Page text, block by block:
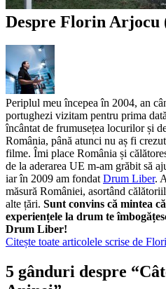
Despre Florin Arjocu
Periplul meu începea în 2004, an
portughezi vizitam pentru prima
încântat de frumusețea locurilor și
România, până atunci nu aș fi
filme. Îmi place România și
de la aderarea UE m-am grăbit să
iar în 2009 am fondatDrum Liber.
măsură României, asortând
alte țări. Sunt convins că mintea
experiențele la drum te
Drum Liber!
Citește toate articolele scrise de
5 gânduri despre “